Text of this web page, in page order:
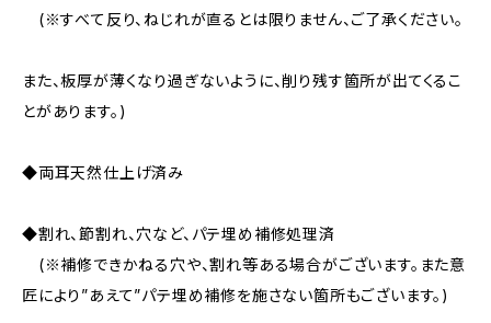
(※すべて反り、ねじれが直るとは限りません、ご了承ください。
また、板厚が薄くなり過ぎないように、削り残す箇所が出てくるこ
とがあります。)
◆両耳天然仕上げ済み
◆割れ、節割れ、穴など、パテ埋め補修処理済
(※補修できかねる穴や、割れ等ある場合がございます。また意
匠により”あえて”パテ埋め補修を施さない箇所もございます。)